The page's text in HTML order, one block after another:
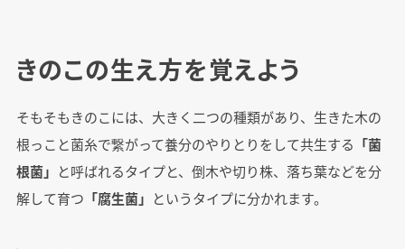
きのこの生え方を覚えよう
そもそもきのこには、大きく二つの種類があり、生きた木の
根っこと菌糸で繋がって養分のやりとりをして共生する 「菌
根菌」 と呼ばれるタイプと、倒木や切り株、落ち葉などを分
解して育つ 「腐生菌」 というタイプに分かれます。